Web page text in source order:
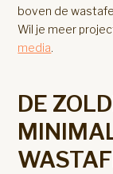
boven de
Wil je meer
media.
DE